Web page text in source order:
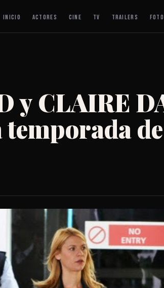
INICIO ACTORES CINE TV TRAILERS
y CLAIRE
de